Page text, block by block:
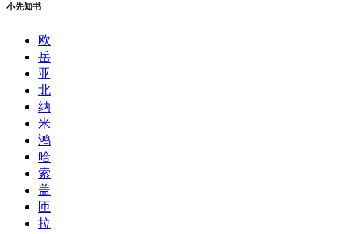
小先知书
欧
岳
亚
北
纳
米
鸿
哈
索
盖
匝
拉